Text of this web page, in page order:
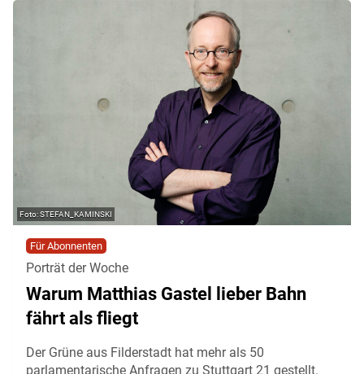
STEFAN_KAMINSKI
Für Abonnenten
Porträt der Woche
Warum Matthias Gastel lieber Bahn
fährt als fliegt
Der Grüne aus Filderstadt hat mehr als 50
parlamentarische Anfragen zu Stuttgart 21 gestellt.